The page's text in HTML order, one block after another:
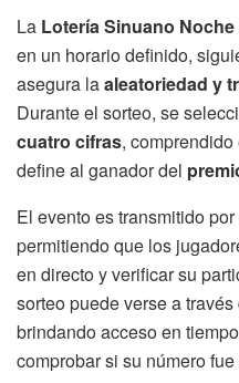
La Lotería Sinuano Noche
en un horario definido,
asegura laaleatoriedad y
Durante el sorteo, se
cuatro cifras, comprendido
define al ganador del
El evento es transmitido por
permitiendo que los
en directo y verificar su
sorteo puede verse a
brindando acceso en
comprobar si su número